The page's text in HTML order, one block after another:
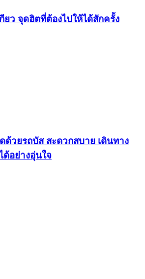
ยว จุดฮิตที่ต้องไปให้ได้สักครั้ง
ด้วยรถบัส สะดวกสบาย เดินทาง
ด้อย่างอุ่นใจ